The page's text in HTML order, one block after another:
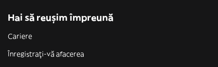
Hai să reușim împreună
Cariere
Înregistrați-vă afacerea